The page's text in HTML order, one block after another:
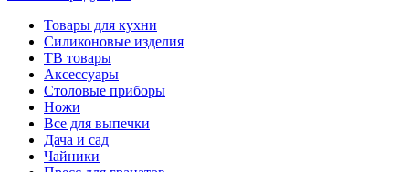
Товары для кухни
Силиконовые изделия
ТВ товары
Аксессуары
Столовые приборы
Ножи
Все для выпечки
Дача и сад
Чайники